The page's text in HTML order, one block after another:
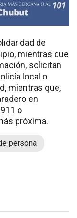
de
mientras que
solicitan
local o
mientras que,
en
o
próxima.
persona